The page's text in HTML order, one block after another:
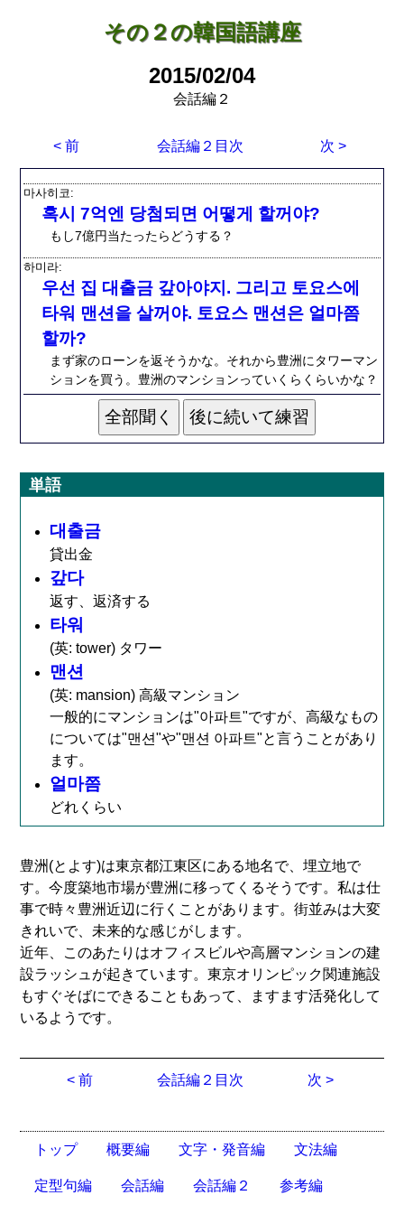
その２の韓国語講座
2015/02/04
会話編２
< 前 会話編２目次 次 >
마사히코
혹시 7억엔 당첨되면 어떻게 할꺼야?
もし7億円当たったらどうする？
하미라
우선 집 대출금 갚아야지. 그리고 토요스에
타워 맨션을 살꺼야. 토요스 맨션은 얼마쯤
할까?
まず家のローンを返そうかな。それから豊洲にタワーマン
ションを買う。豊洲のマンションっていくらくらいかな？
単語
대출금
貸出金
갚다
返す、返済する
타워
(英: tower) タワー
맨션
(英: mansion) 高級マンション
一般的にマンションは"아파트"ですが、高級なもの
については"맨션"や"맨션 아파트"と言うことがあり
ます。
얼마쯤
どれくらい
豊洲(とよす)は東京都江東区にある地名で、埋立地で
す。今度築地市場が豊洲に移ってくるそうです。私は仕
事で時々豊洲近辺に行くことがあります。街並みは大変
きれいで、未来的な感じがします。
近年、このあたりはオフィスビルや高層マンションの建
設ラッシュが起きています。東京オリンピック関連施設
もすぐそばにできることもあって、ますます活発化して
いるようです。
< 前 会話編２目次 次 >
トップ 概要編 文字・発音編 文法編
定型句編 会話編 会話編２ 参考編